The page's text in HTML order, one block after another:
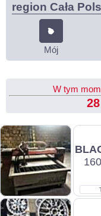
region Cała
Mój
W tym